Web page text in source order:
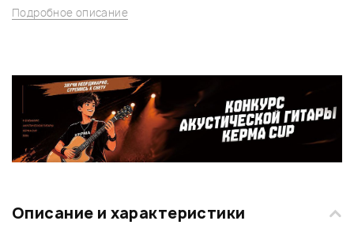
Подробное описание
Описание и характеристики